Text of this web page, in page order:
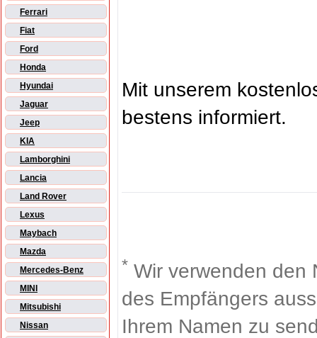
Ferrari
Fiat
Ford
Honda
Hyundai
Jaguar
Jeep
KIA
Lamborghini
Lancia
Land Rover
Lexus
Maybach
Mazda
Mercedes-Benz
MINI
Mitsubishi
Nissan
Mit unserem
bestens informiert.
* Wir verwenden den
des Empfängers
Ihrem Namen zu